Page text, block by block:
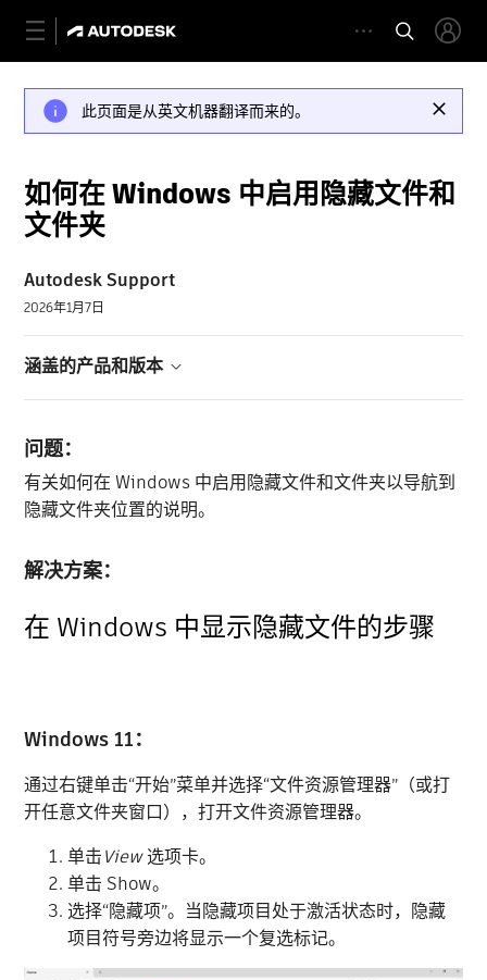
此页面是从英文机器翻译而来的。
如何在 Windows 中启用隐藏文件和
文件夹
Autodesk Support
2026年1月7日
涵盖的产品和版本
问题：
有关如何在 Windows 中启用隐藏文件和文件夹以导航到
隐藏文件夹位置的说明。
解决方案：
在 Windows 中显示隐藏文件的步骤
Windows 11：
通过右键单击“开始”菜单并选择“文件资源管理器”（或打
开任意文件夹窗口），打开文件资源管理器。
单击View选项卡。
单击 Show。
选择“隐藏项”。当隐藏项目处于激活状态时，隐藏
项目符号旁边将显示一个复选标记。